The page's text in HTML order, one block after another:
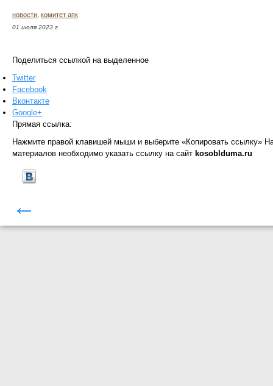
новости комитет апк
01 июля 2023 г.
Поделиться ссылкой на выделенное
Twitter
Facebook
Вконтакте
Google+
Прямая ссылка:
Нажмите правой клавишей мыши и выберите «Копировать ссылку»
материалов необходимо указать ссылку на сайт kosoblduma.ru
←